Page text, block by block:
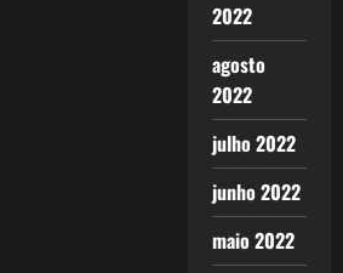
2022
agosto
2022
julho 2022
junho 2022
maio 2022